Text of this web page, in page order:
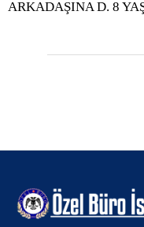
ARKADAŞINA D. 8